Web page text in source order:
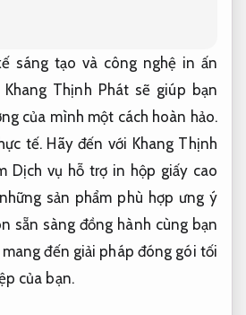
sáng tạo và công nghệ in ấn
Thịnh Phát sẽ giúp bạn
của mình một cách hoàn hảo.
tế. Hãy đến với Khang Thịnh
Dịch vụ hỗ trợ in hộp giấy cao
sản phẩm phù hợp ưng ý
sẵn sàng đồng hành cùng bạn
đến giải pháp đóng gói tối
của bạn.